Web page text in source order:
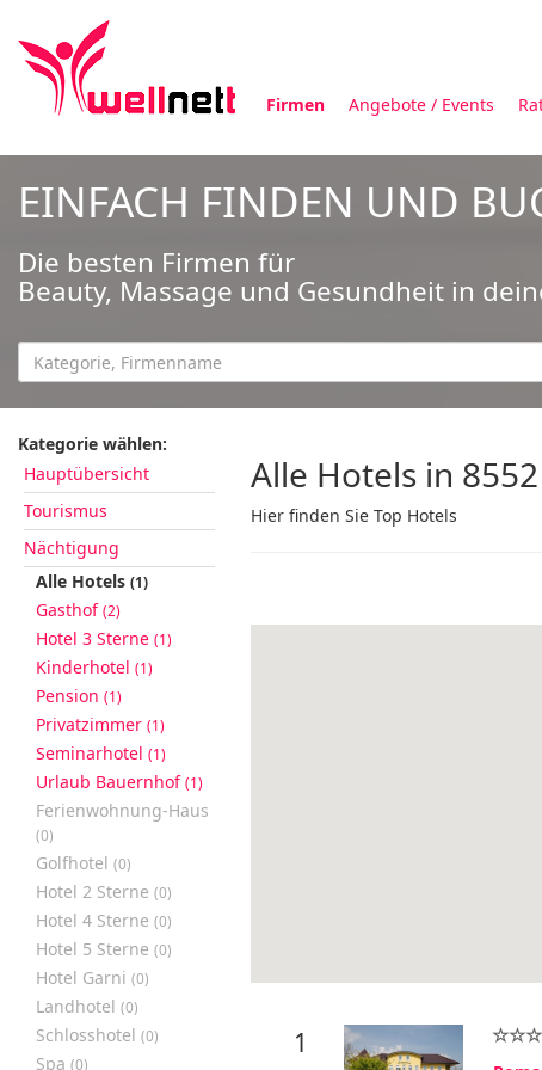
Firmen Angebote / Events
EINFACH FINDEN UND
Die besten Firmen für
Beauty, Massage und Gesundheit in
Kategorie wählen:
Hauptübersicht
Tourismus
Nächtigung
Alle Hotels (1)
Gasthof(2)
Hotel 3 Sterne (1)
Kinderhotel (1)
Pension (1)
Privatzimmer (1)
Seminarhotel (1)
Urlaub Bauernhof(1)
Ferienwohnung-Haus
(0)
Golfhotel (0)
Hotel 2 Sterne (0)
Hotel 4 Sterne (0)
Hotel 5 Sterne (0)
Hotel Garni (0)
Landhotel (0)
Schlosshotel (0)
Spa (0)
Alle Hotels in
Hier finden Sie Top Hotels
1